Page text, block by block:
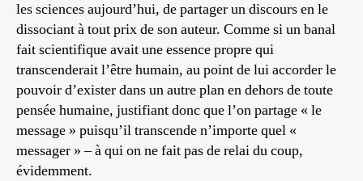
les sciences aujourd’hui, de partager un discours en le
dissociant à tout prix de son auteur. Comme si un banal
fait scientifique avait une essence propre qui
transcenderait l’être humain, au point de lui accorder le
pouvoir d’exister dans un autre plan en dehors de toute
pensée humaine, justifiant donc que l’on partage « le
message » puisqu’il transcende n’importe quel «
messager » – à qui on ne fait pas de relai du coup,
évidemment.